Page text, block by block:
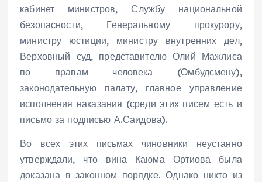
кабинет министров, Службу национальной
безопасности, Генеральному прокурору,
министру юстиции, министру внутренних дел,
Верховный суд, представителю Олий Мажлиса
по правам человека (Омбудсмену),
законодательную палату, главное управление
исполнения наказания (среди этих писем есть и
письмо за подписью А.Саидова).
Во всех этих письмах чиновники неустанно
утверждали, что вина Каюма Ортиова была
доказана в законном порядке. Однако никто из